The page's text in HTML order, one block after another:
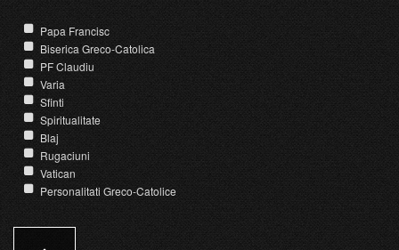
Papa Francisc
Biserica Greco-Catolica
PF Claudiu
Varia
Sfinti
Spiritualitate
Blaj
Rugaciuni
Vatican
Personalitati Greco-Catolice